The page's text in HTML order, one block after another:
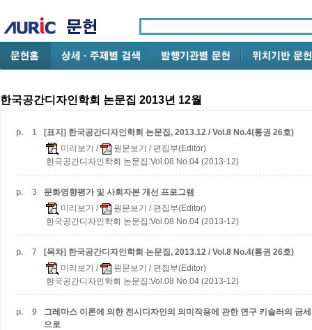
한국공간디자인학회 논문집 2013년 12월
p. 1
[표지] 한국공간디자인학회 논문집, 2013.12 / Vol.8 No.4(통권 26호)
미리보기 / 원문보기 / 편집부(Editor)
한국공간디자인학회 논문집:Vol.08 No.04 (2013-12)
p. 3
문화영향평가 및 사회자본 개선 프로그램
미리보기 / 원문보기 / 편집부(Editor)
한국공간디자인학회 논문집:Vol.08 No.04 (2013-12)
p. 7
[목차] 한국공간디자인학회 논문집, 2013.12 / Vol.8 No.4(통권 26호)
미리보기 / 원문보기 / 편집부(Editor)
한국공간디자인학회 논문집:Vol.08 No.04 (2013-12)
p. 9 그레마스 이론에 의한 전시디자인의 의미작용에 관한 연구 키슬러의 금
으로